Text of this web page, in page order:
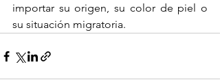
importar su origen, su color de piel o
su situación migratoria.